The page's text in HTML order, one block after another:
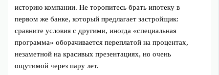
историю компании. Не торопитесь брать ипотеку в
первом же банке, который предлагает застройщик:
сравните условия с другими, иногда «специальная
программа» оборачивается переплатой на процентах,
незаметной на красивых презентациях, но очень
ощутимой через пару лет.